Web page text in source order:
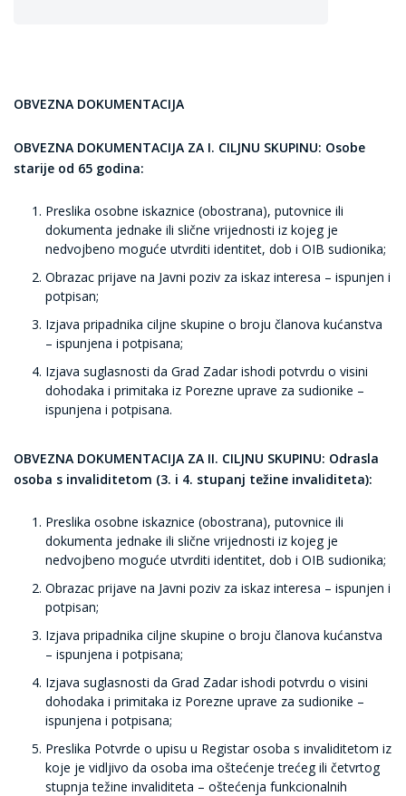
OBVEZNA DOKUMENTACIJA
OBVEZNA DOKUMENTACIJA ZA I. CILJNU SKUPINU: Osobe
starije od 65 godina:
Preslika osobne iskaznice (obostrana), putovnice ili
dokumenta jednake ili slične vrijednosti iz kojeg je
nedvojbeno moguće utvrditi identitet, dob i OIB sudionika;
Obrazac prijave na Javni poziv za iskaz interesa – ispunjen i
potpisan;
Izjava pripadnika ciljne skupine o broju članova kućanstva
– ispunjena i potpisana;
Izjava suglasnosti da Grad Zadar ishodi potvrdu o visini
dohodaka i primitaka iz Porezne uprave za sudionike –
ispunjena i potpisana.
OBVEZNA DOKUMENTACIJA ZA II. CILJNU SKUPINU: Odrasla
osoba s invaliditetom (3. i 4. stupanj težine invaliditeta):
Preslika osobne iskaznice (obostrana), putovnice ili
dokumenta jednake ili slične vrijednosti iz kojeg je
nedvojbeno moguće utvrditi identitet, dob i OIB sudionika;
Obrazac prijave na Javni poziv za iskaz interesa – ispunjen i
potpisan;
Izjava pripadnika ciljne skupine o broju članova kućanstva
– ispunjena i potpisana;
Izjava suglasnosti da Grad Zadar ishodi potvrdu o visini
dohodaka i primitaka iz Porezne uprave za sudionike –
ispunjena i potpisana;
Preslika Potvrde o upisu u Registar osoba s invaliditetom iz
koje je vidljivo da osoba ima oštećenje trećeg ili četvrtog
stupnja težine invaliditeta – oštećenja funkcionalnih